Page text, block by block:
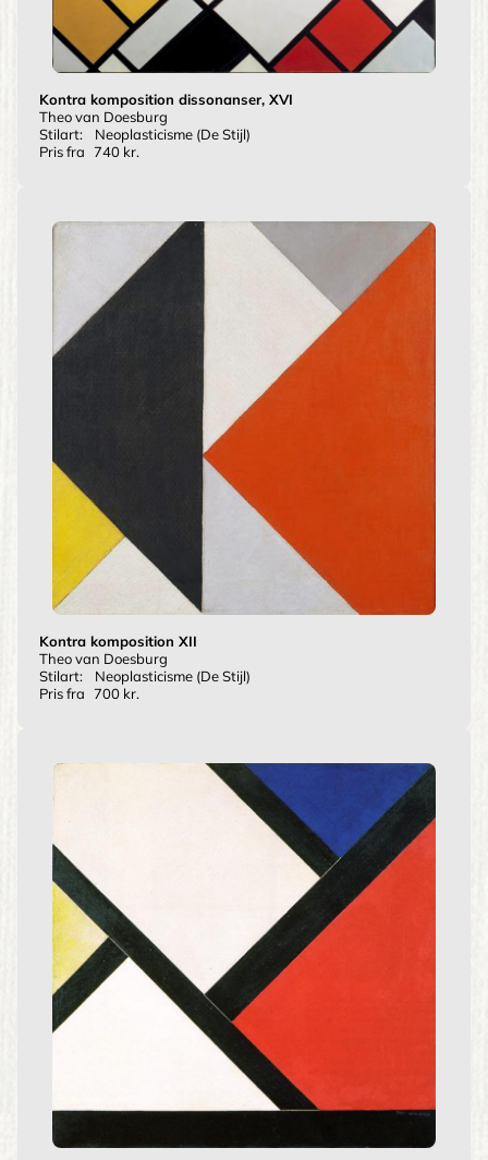
Kontra komposition dissonanser, XVI
Theo van Doesburg
Stilart:
Neoplasticisme (De Stijl)
Pris fra 740 kr.
Kontra komposition XII
Theo van Doesburg
Stilart:
Neoplasticisme (De Stijl)
Pris fra 700 kr.